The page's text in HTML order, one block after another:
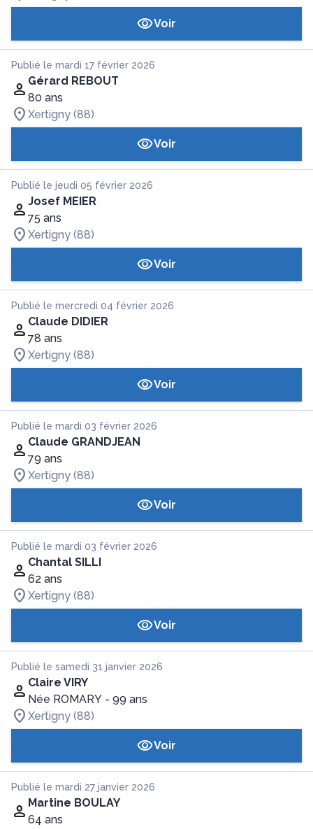
Voir
Publié le mardi 17 février 2026
Gérard REBOUT
80 ans
Xertigny (88)
Voir
Publié le jeudi 05 février 2026
Josef MEIER
75 ans
Xertigny (88)
Voir
Publié le mercredi 04 février 2026
Claude DIDIER
78 ans
Xertigny (88)
Voir
Publié le mardi 03 février 2026
Claude GRANDJEAN
79 ans
Xertigny (88)
Voir
Publié le mardi 03 février 2026
Chantal SILLI
62 ans
Xertigny (88)
Voir
Publié le samedi 31 janvier 2026
Claire VIRY
Née ROMARY - 99 ans
Xertigny (88)
Voir
Publié le mardi 27 janvier 2026
Martine BOULAY
64 ans